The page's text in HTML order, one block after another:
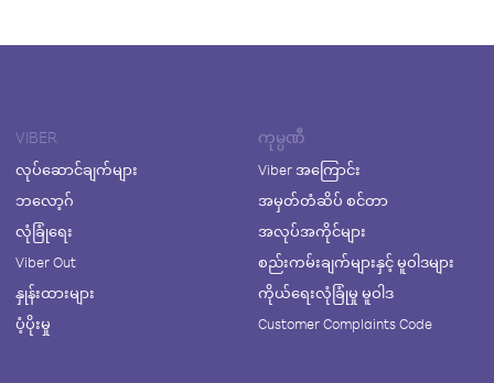
VIBER
လုပ်ဆောင်ချက်များ
ဘလော့ဂ်
လုံခြုံရေး
Viber Out
နှုန်းထားများ
ပံ့ပိုးမှု
ကုမ္ပဏီ
Viber အကြောင်း
အမှတ်တံဆိပ် စင်တာ
အလုပ်အကိုင်များ
စည်းကမ်းချက်များနှင့် မူဝါဒများ
ကိုယ်ရေးလုံခြုံမှု မူဝါဒ
Customer Complaints Code